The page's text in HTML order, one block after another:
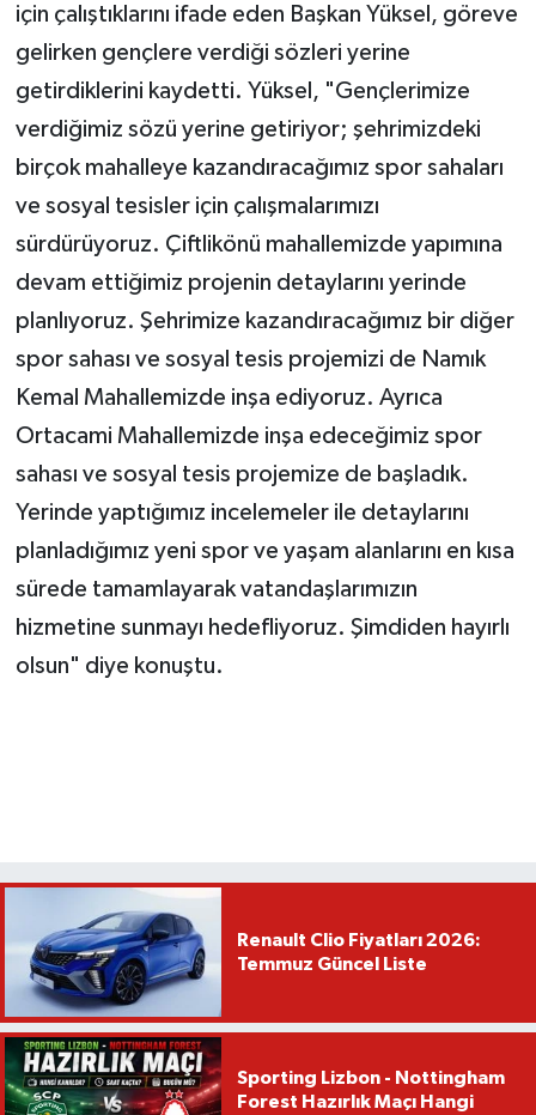
için çalıştıklarını ifade eden Başkan Yüksel, göreve
gelirken gençlere verdiği sözleri yerine
getirdiklerini kaydetti. Yüksel, "Gençlerimize
verdiğimiz sözü yerine getiriyor; şehrimizdeki
birçok mahalleye kazandıracağımız spor sahaları
ve sosyal tesisler için çalışmalarımızı
sürdürüyoruz. Çiftlikönü mahallemizde yapımına
devam ettiğimiz projenin detaylarını yerinde
planlıyoruz. Şehrimize kazandıracağımız bir diğer
spor sahası ve sosyal tesis projemizi de Namık
Kemal Mahallemizde inşa ediyoruz. Ayrıca
Ortacami Mahallemizde inşa edeceğimiz spor
sahası ve sosyal tesis projemize de başladık.
Yerinde yaptığımız incelemeler ile detaylarını
planladığımız yeni spor ve yaşam alanlarını en kısa
sürede tamamlayarak vatandaşlarımızın
hizmetine sunmayı hedefliyoruz. Şimdiden hayırlı
olsun" diye konuştu.
Renault Clio Fiyatları 2026:
Temmuz Güncel Liste
Sporting Lizbon - Nottingham
Forest Hazırlık Maçı Hangi